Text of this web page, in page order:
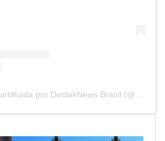
Uma publicação compartilhada por DestakNews Brasil (@destaknewsbrasiloficial)